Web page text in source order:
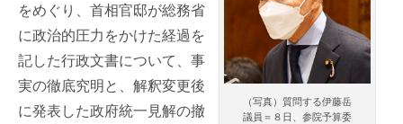
（写真）質問する伊藤岳
議員＝８日、参院予算委
をめぐり、首相官邸が総務省
に政治的圧力をかけた経過を
記した行政文書について、事
実の徹底究明と、解釈変更後
に発表した政府統一見解の撤